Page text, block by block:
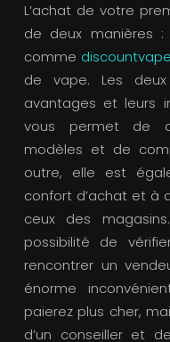
L’achat de votre
de deux manières
comme
de vape. Les
avantages et leurs
vous permet de
modèles et de
outre, elle est
confort d’achat et à
ceux des
possibilité de
rencontrer un
énorme
paierez plus cher,
d’un conseiller et